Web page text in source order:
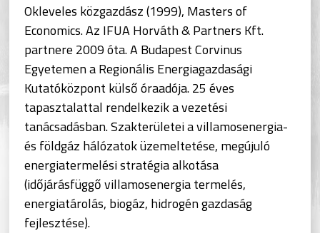
Okleveles közgazdász (1999), Masters of
Economics. Az IFUA Horváth & Partners Kft.
partnere 2009 óta. A Budapest Corvinus
Egyetemen a Regionális Energiagazdasági
Kutatóközpont külső óraadója. 25 éves
tapasztalattal rendelkezik a vezetési
tanácsadásban. Szakterületei a villamosenergia-
és földgáz hálózatok üzemeltetése, megújuló
energiatermelési stratégia alkotása
(időjárásfüggő villamosenergia termelés,
energiatárolás, biogáz, hidrogén gazdaság
fejlesztése).